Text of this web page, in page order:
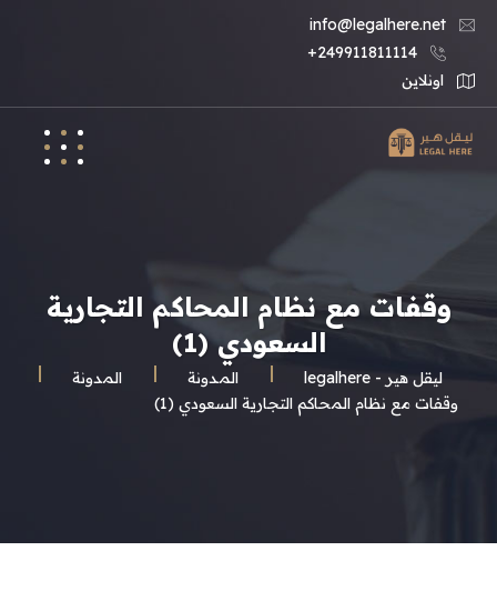
info@legalhere.net
249911811114+
اونلاين
وقفات مع نظام المحاكم التجارية
السعودي (1)
ليقل هير - legalhere المـدونة
المدونة
وقفات مع نظام المحاكم التجارية السعودي (1)